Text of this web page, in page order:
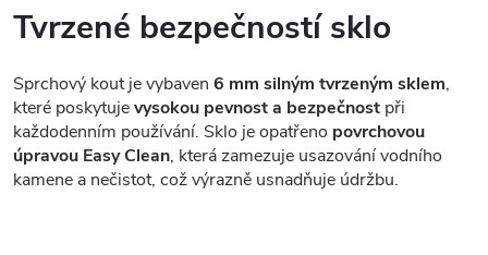
Tvrzené bezpečností sklo
Sprchový kout je vybaven 6 mm silným tvrzeným sklem,
které poskytujevysokou pevnost a bezpečnost při
každodenním používání. Sklo je opatřeno povrchovou
úpravou Easy Clean, která zamezuje usazování vodního
kamene a nečistot, což výrazně usnadňuje údržbu.